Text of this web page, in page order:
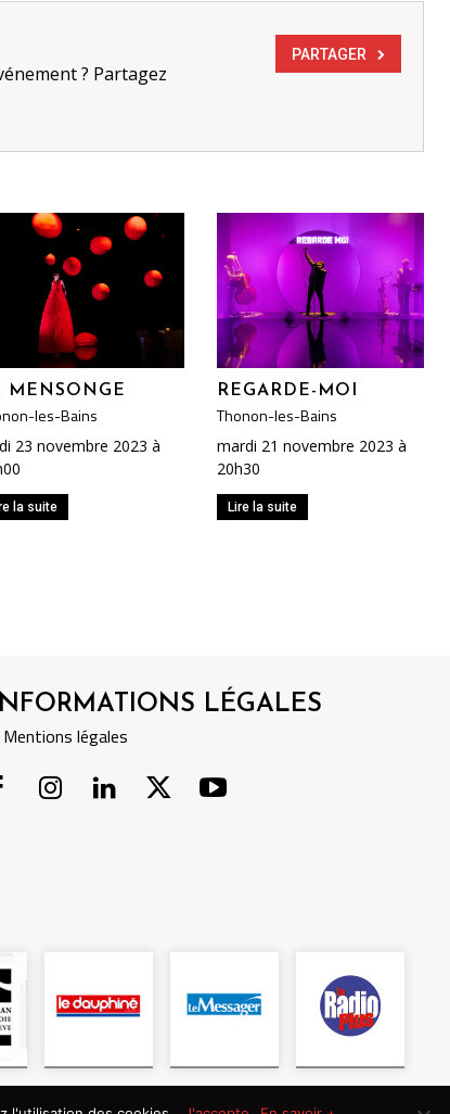
? Partagez
PARTAGER
MENSONGE
les-Bains
23 novembre 2023 à
la suite
REGARDE-MOI
Thonon-les-Bains
mardi 21 novembre 2023 à
20h30
Lire la suite
LÉGALES
Mentions légales